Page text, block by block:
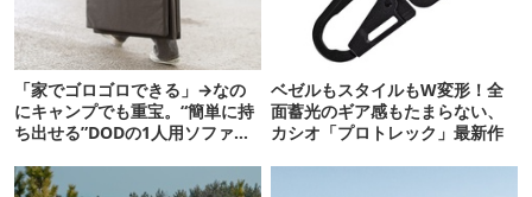
「家でゴロゴロできる」→なの
にキャンプでも重宝。“簡単に持
ち出せる”DODの1人用ソファが
ベゼルもスタイルもW変形！全
面蓄光のギア感もたまらない、
カシオ「プロトレック」最新作